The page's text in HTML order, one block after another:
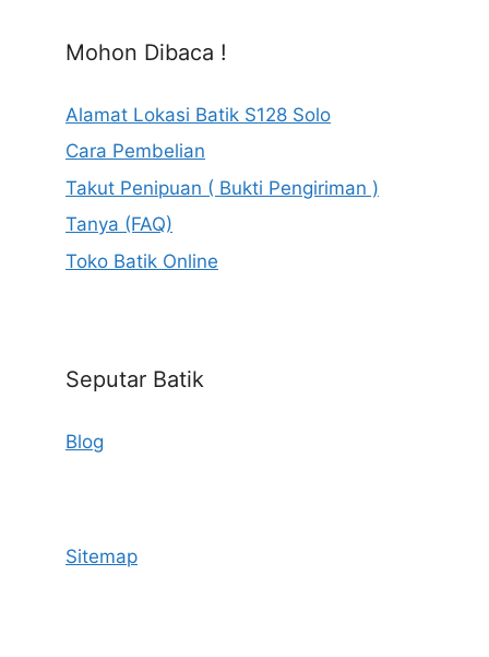
Mohon Dibaca !
Alamat Lokasi Batik S128 Solo
Cara Pembelian
Takut Penipuan ( Bukti Pengiriman )
Tanya (FAQ)
Toko Batik Online
Seputar Batik
Blog
Sitemap